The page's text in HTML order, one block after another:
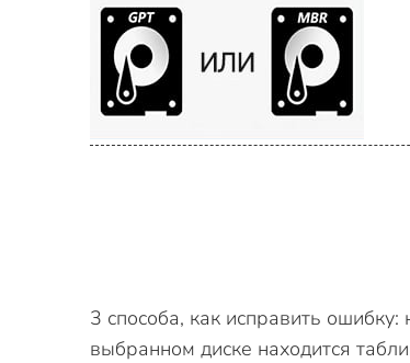
3 способа, как исправить ошибку:
выбранном диске находится